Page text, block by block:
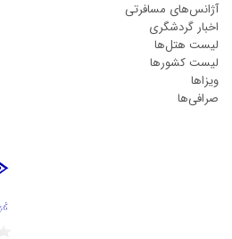
آژانس‌های مسافرتی
اخبار گردشگری
لیست هتل‌ها
لیست کشورها
ویزاها
صرافی‌ها